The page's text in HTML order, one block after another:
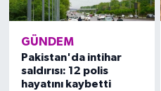
GÜNDEM
Pakistan'da intihar
saldırısı: 12 polis
hayatını kaybetti